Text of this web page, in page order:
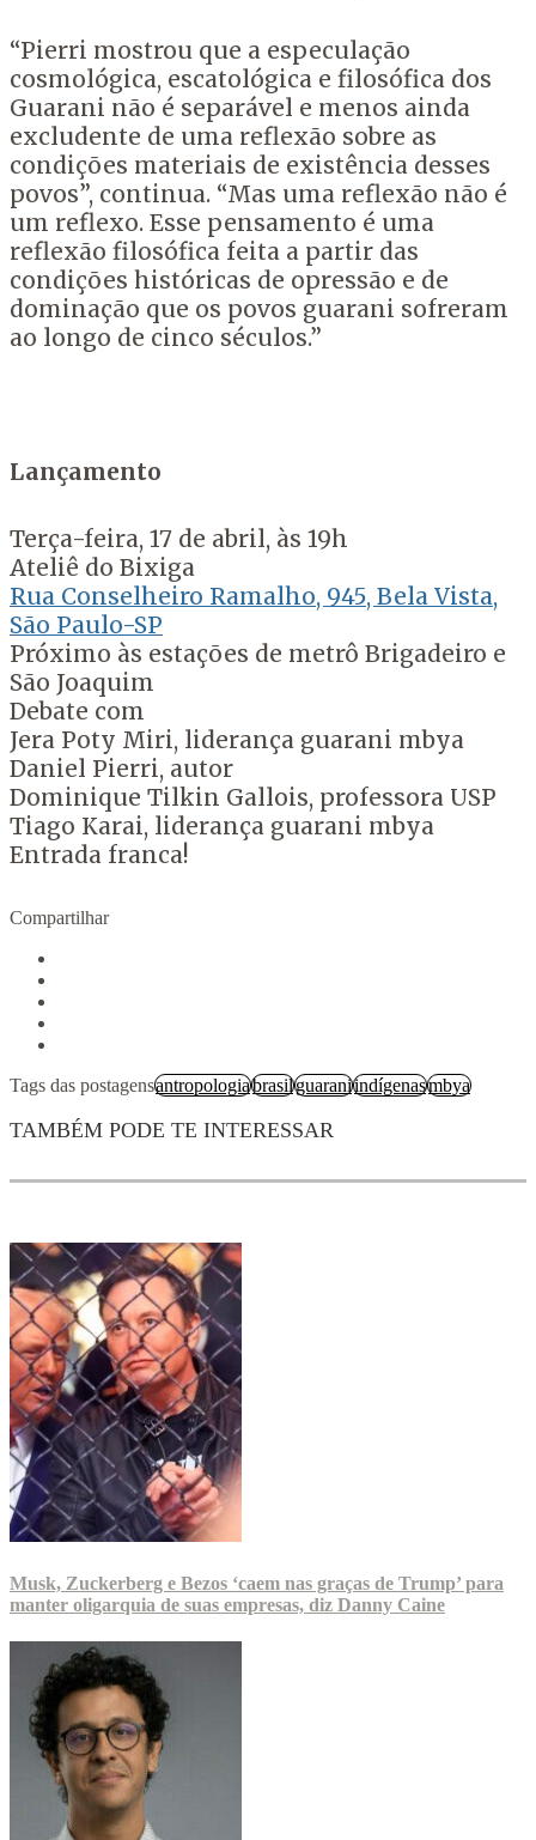
“Pierri mostrou que a especulação
cosmológica, escatológica e filosófica dos
Guarani não é separável e menos ainda
excludente de uma reflexão sobre as
condições materiais de existência desses
povos”, continua. “Mas uma reflexão não é
um reflexo. Esse pensamento é uma
reflexão filosófica feita a partir das
condições históricas de opressão e de
dominação que os povos guarani sofreram
ao longo de cinco séculos.”
Lançamento
Terça-feira, 17 de abril, às 19h
Ateliê do Bixiga
Rua Conselheiro Ramalho, 945, Bela Vista,
São Paulo-SP
Próximo às estações de metrô Brigadeiro e
São Joaquim
Debate com
Jera Poty Miri, liderança guarani mbya
Daniel Pierri, autor
Dominique Tilkin Gallois, professora USP
Tiago Karai, liderança guarani mbya
Entrada franca!
Compartilhar
Tags das postagensantropologiabrasilguaraniindígenasmbya
TAMBÉM PODE TE INTERESSAR
Musk, Zuckerberg e Bezos ‘caem nas graças de Trump’ para
manter oligarquia de suas empresas, diz Danny Caine